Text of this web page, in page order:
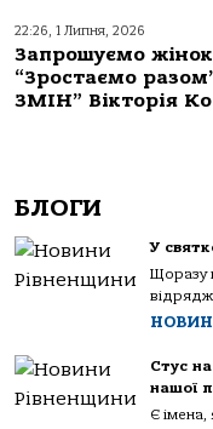
22:26, 1 Липня, 2026
Запрошуємо жінок
“Зростаємо
ЗМІН” Вікторія
БЛОГИ
У
Щоразу
Стус
нашої
Є імена,